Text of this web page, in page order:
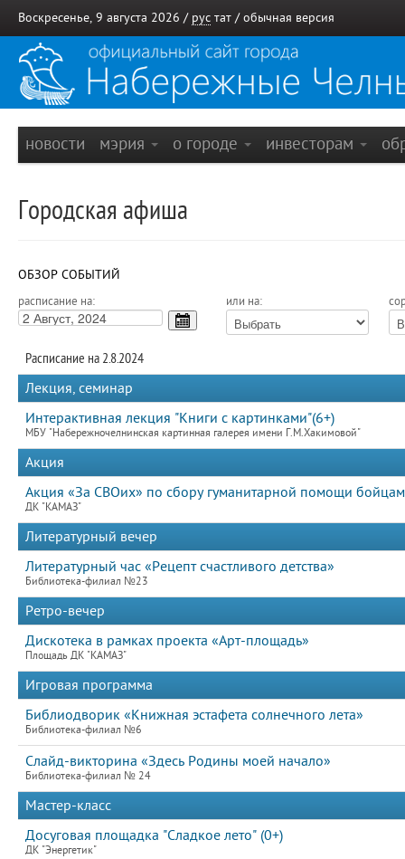
Воскресенье, 9 августа 2026 / рус тат / обычная версия
новости мэрия о городе инвесторам
Городская афиша
ОБЗОР СОБЫТИЙ
расписание на: или на:
Расписание на 2.8.2024
Лекция, семинар
Интерактивная лекция "Книги с картинками"(6+)
МБУ "Набережночелнинская картинная галерея имени Г.М.Хакимовой"
Акция
Акция «За СВОих» по сбору гуманитарной помощи
ДК "КАМАЗ"
Литературный вечер
Литературный час «Рецепт счастливого детства»
Библиотека-филиал №23
Ретро-вечер
Дискотека в рамках проекта «Арт-площадь»
Площадь ДК "КАМАЗ"
Игровая программа
Библиодворик «Книжная эстафета солнечного лета»
Библиотека-филиал №6
Слайд-викторина «Здесь Родины моей начало»
Библиотека-филиал № 24
Мастер-класс
Досуговая площадка "Сладкое лето" (0+)
ДК "Энергетик"